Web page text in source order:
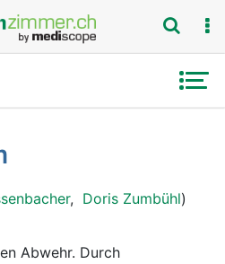
, Doris Zumbühl)
Abwehr. Durch